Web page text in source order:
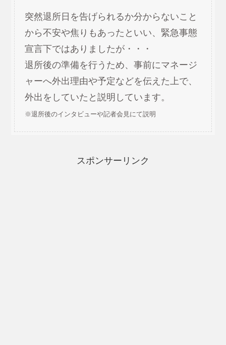
突然退所日を告げられるか分からないこと
から不安や焦りもあったといい、緊急事態
宣言下ではありましたが・・・
退所後の準備を行うため、事前にマネージ
ャーへ外出理由や予定などを伝えた上で、
外出をしていたと説明しています。
※退所後のインタビューや記者会見にて説明
スポンサーリンク